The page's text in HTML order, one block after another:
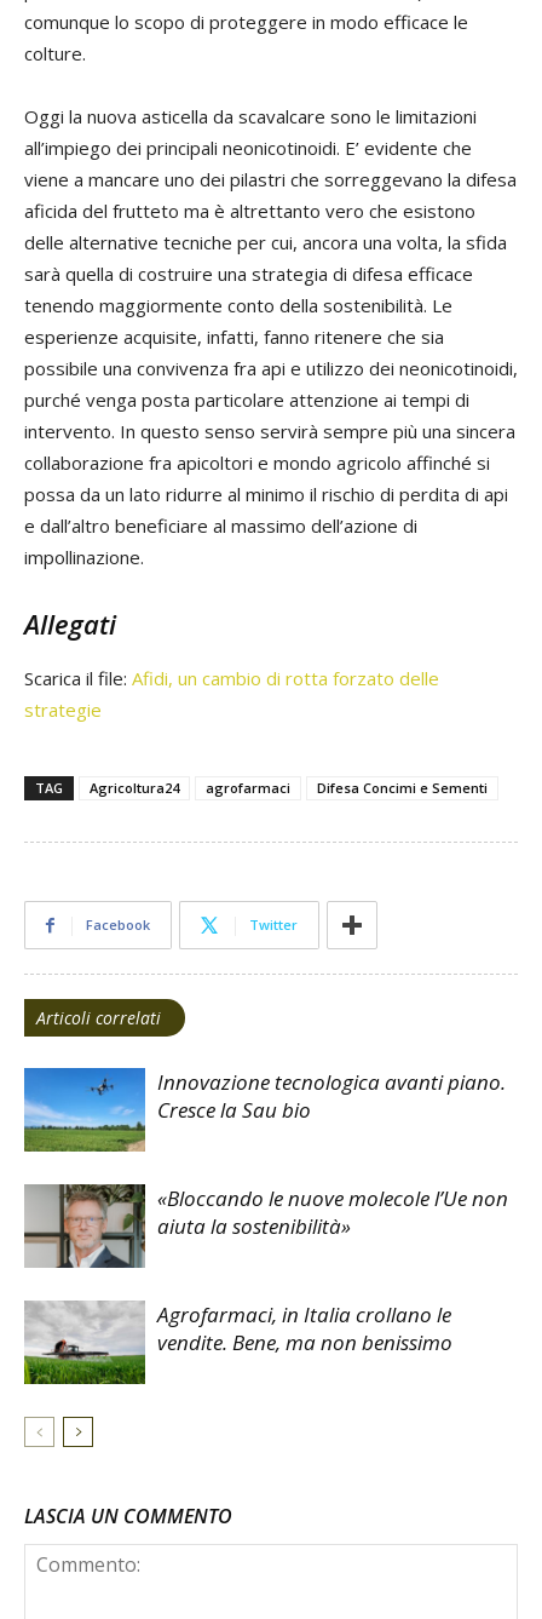
comunque lo scopo di proteggere in modo efficace le
colture.
Oggi la nuova asticella da scavalcare sono le limitazioni
all’impiego dei principali neonicotinoidi. E’ evidente che
viene a mancare uno dei pilastri che sorreggevano la difesa
aficida del frutteto ma è altrettanto vero che esistono
delle alternative tecniche per cui, ancora una volta, la sfida
sarà quella di costruire una strategia di difesa efficace
tenendo maggiormente conto della sostenibilità. Le
esperienze acquisite, infatti, fanno ritenere che sia
possibile una convivenza fra api e utilizzo dei neonicotinoidi,
purché venga posta particolare attenzione ai tempi di
intervento. In questo senso servirà sempre più una sincera
collaborazione fra apicoltori e mondo agricolo affinché si
possa da un lato ridurre al minimo il rischio di perdita di api
e dall’altro beneficiare al massimo dell’azione di
impollinazione.
Allegati
Scarica il file: Afidi, un cambio di rotta forzato delle
strategie
TAG Agricoltura24 agrofarmaci Difesa Concimi e Sementi
Facebook Twitter
Articoli correlati
Innovazione tecnologica avanti piano.
Cresce la Sau bio
«Bloccando le nuove molecole l’Ue non
aiuta la sostenibilità»
Agrofarmaci, in Italia crollano le
vendite. Bene, ma non benissimo
LASCIA UN COMMENTO